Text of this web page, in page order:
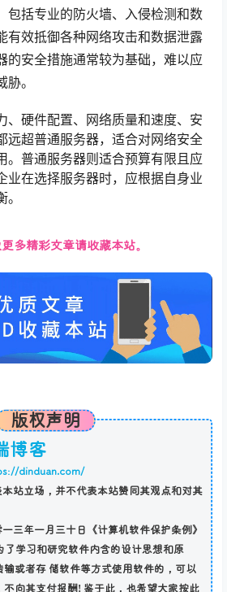
包括专业的防火墙、入侵检测和数
有效抵御各种网络攻击和数据泄露
的安全措施通常较为基础，难以应
。
、硬件配置、网络质量和速度、安
远超普通服务器，适合对网络安全
。普通服务器则适合预算有限且应
业在选择服务器时，应根据自身业
多精彩文章请收藏本站。
版权声明
博客
dinduan.com/
站立场，并不代表本站赞同其观点和对其
三年一月三十日《计算机软件保护条例》
学习和研究软件内含的设计思想和原
或者存 储软件等方式使用软件的，可以
向其支付报酬! 鉴于此，也希望大家按此